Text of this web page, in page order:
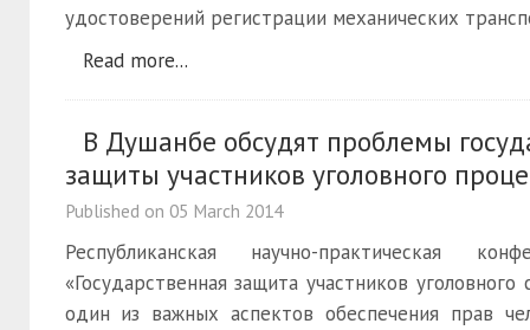
удостоверений регистрации механических
Read more...
В Душанбе обсудят проблемы
защиты участников уголовного
Published on 05 March 2014
Республиканская научно-практическая
«Государственная защита участников
один из важных аспектов обеспечения прав